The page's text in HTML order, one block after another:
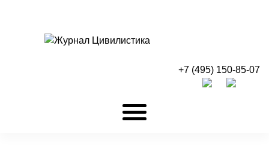
+7 (495) 150-85-07